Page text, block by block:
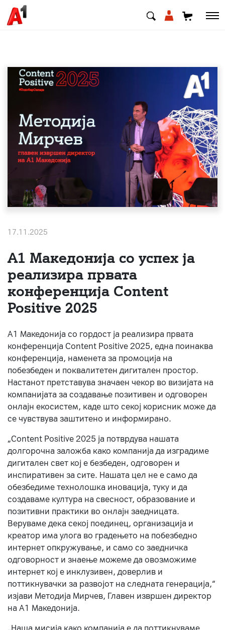
МК EN
Приватни Деловни
Поддршка
Надополни кредит
#ПодобарОнлајн
17.11.2025
А1 Македонија со успех ја
реализира првата
конференција Content
Positive 2025
А1 Македонија со гордост ја реализира првата
конференција Content Positive 2025, една поинаква
конференција, наменета за промоција на
побезбеден и поквалитетен дигитален простор.
Настанот претставува значаен чекор во визијата на
компанијата за создавање позитивен и одговорен
онлајн екосистем, каде што секој корисник може да
се чувствува заштитено и информирано.
„Content Positive 2025 ја потврдува нашата
долгорочна заложба како компанија да изградиме
дигитален свет кој е безбеден, одговорен и
инспиративен за сите. Нашата цел не е само да
обезбедиме технолошка иновација, туку и да
создаваме култура на свесност, образование и
позитивни практики во онлајн заедницата.
Веруваме дека секој поединец, организација и
креатор има улога во градењето на побезбедно
интернет опкружување, и само со заедничка
одговорност и знаење можеме да овозможиме
интернет кој е инклузивен, доверлив и
поттикнувачки за развојот на следната генерација,“
изјави Методија Мирчев, Главен извршен директор
на А1 Македонија.